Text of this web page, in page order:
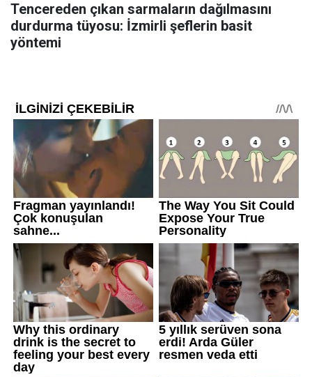
Tencereden çıkan sarmaların dağılmasını
durdurma tüyosu: İzmirli şeflerin basit
yöntemi